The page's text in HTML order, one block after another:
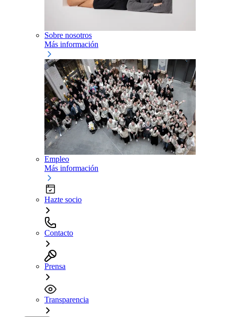
Sobre nosotros
Más información
Empleo
Más información
Hazte socio
Contacto
Prensa
Transparencia